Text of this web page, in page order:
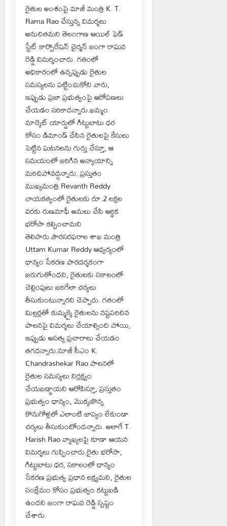
రైతుల అంశంపై మాజీ మంత్రి K. T.
Rama Rao చేస్తున్న విమర్శలు
అనుచితమని తెలంగాణ ఆయిల్ ఫెడ్
స్టేట్ కార్పొరేషన్ చైర్మన్ జంగా రాఘవ
రెడ్డి విమర్శించారు. గతంలో
అధికారంలో ఉన్నప్పుడు రైతుల
సమస్యలను పట్టించుకోని వారు,
ఇప్పుడు ప్రజా ప్రభుత్వంపై ఆరోపణలు
చేయడం సరికాదన్నారు.ఖమ్మం
మార్కెట్ యార్డులో గిట్టుబాటు ధర
కోసం డిమాండ్ చేసిన రైతులపై కేసులు
పెట్టిన ఘటనలను గుర్తు చేస్తూ, ఆ
సమయంలో జరిగిన అన్యాయాన్ని
మరిచిపోవద్దన్నారు. ప్రస్తుతం
ముఖ్యమంత్రి Revanth Reddy
నాయకత్వంలో రైతులకు రూ.2 లక్షల
వరకు రుణమాఫీ అమలు చేసి ఆర్థిక
భరోసా కల్పించామని
తెలిపారు.పౌరసరఫరాల శాఖ మంత్రి
Uttam Kumar Reddy ఆధ్వర్యంలో
ధాన్యం సేకరణ పారదర్శకంగా
జరుగుతోందని, రైతులకు సకాలంలో
చెల్లింపులు జరిగేలా చర్యలు
తీసుకుంటున్నారని చెప్పారు. గతంలో
మిల్లర్లతో కుమ్మక్కై రైతులను నష్టపరిచిన
పాలనపై విమర్శలు చేయాల్సింది పోయి,
ఇప్పుడు అసత్య ప్రచారాలు చేయడం
తగదన్నారు.మాజీ సీఎం K.
Chandrashekar Rao పాలనలో
రైతుల సమస్యలు నిర్లక్ష్యం
చేయబడ్డాయని ఆరోపిస్తూ, ప్రస్తుతం
ప్రభుత్వం ధాన్యం, మొక్కజొన్న
కొనుగోళ్లలో ఎలాంటి జాప్యం లేకుండా
చర్యలు తీసుకుంటోందన్నారు. అలాగే T.
Harish Rao వ్యాఖ్యలపై కూడా ఆయన
విమర్శలు గుప్పించారు.రైతు భరోసా,
గిట్టుబాటు ధర, సకాలంలో ధాన్యం
సేకరణ ప్రభుత్వ ప్రధాన లక్ష్యమని, రైతుల
సంక్షేమం కోసం ప్రభుత్వం కట్టుబడి
ఉందని జంగా రాఘవ రెడ్డి స్పష్టం
చేశారు.